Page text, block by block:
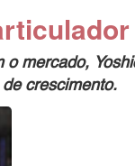
mercado,
crescimento.